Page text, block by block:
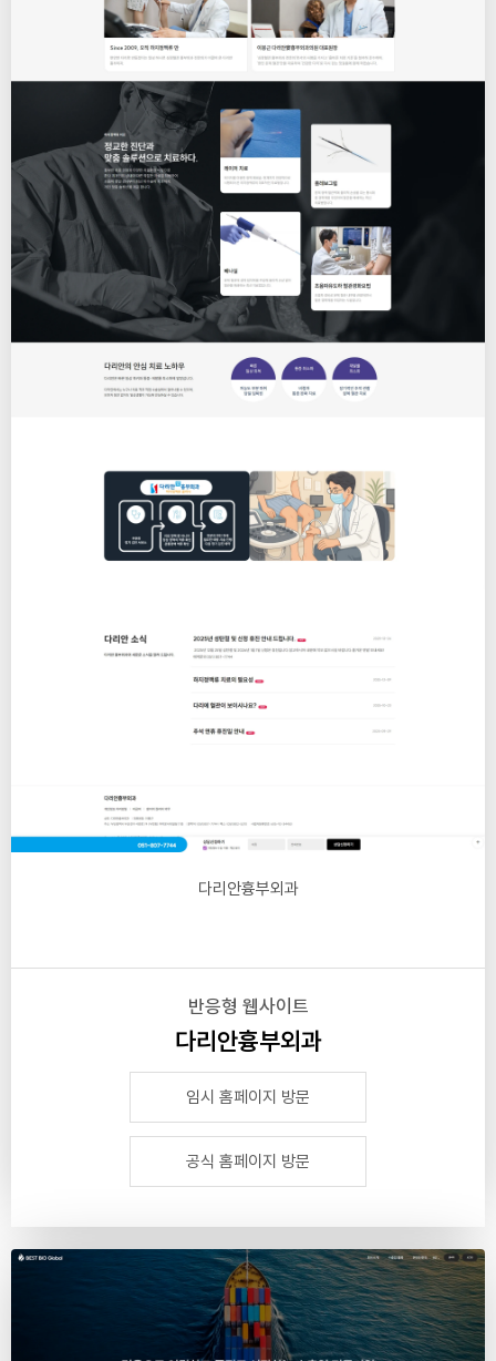
다리안흉부외과
반응형 웹사이트
다리안흉부외과
임시 홈페이지 방문
공식 홈페이지 방문